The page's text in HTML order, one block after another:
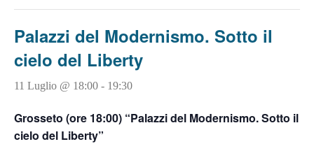
Palazzi del Modernismo. Sotto il
cielo del Liberty
11 Luglio @ 18:00 - 19:30
Grosseto (ore 18:00) “Palazzi del Modernismo. Sotto il
cielo del Liberty”